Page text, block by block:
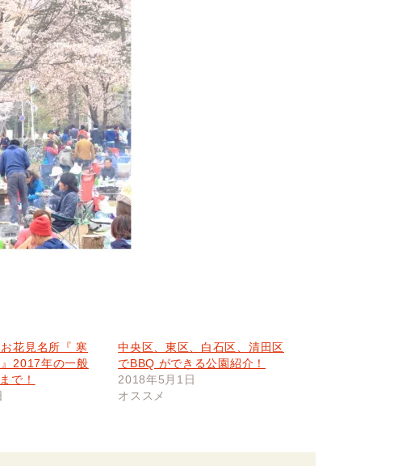
花見名所『 寒
2017年の一般
で！
中央区、東区、白石区、清田区
でBBQ ができる公園紹介！
2018年5月1日
オススメ